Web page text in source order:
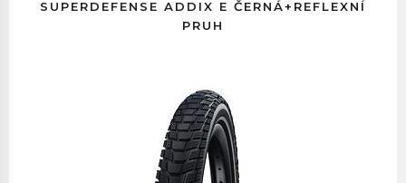
SUPERDEFENSE ADDIX E ČERNÁ+REFLEXNÍ
PRUH